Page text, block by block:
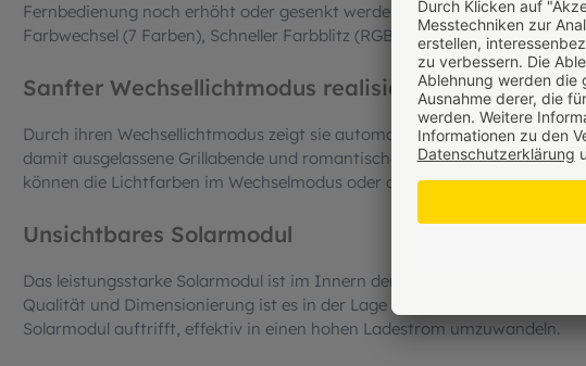
Fernbedienung noch erhöht oder gesenkt werden. Die Betriebsart kann
Farbwechsel (7 Farben), Schneller Farbblitz (RGB) oder flüssiger
Sanfter Wechsellichtmodus realisierbar
Durch ihren Wechsellichtmodus zeigt sie automatisch, welche Farben in
damit ausgelassene Grillabende und romantische Stunden zu zweit. Je
können die Lichtfarben im Wechselmodus oder auch fest eingestellt
Unsichtbares Solarmodul
Das leistungsstarke Solarmodul ist im Innern der Leuchtkugel unsichtbar
Qualität und Dimensionierung ist es in der Lage das Sonnenlicht,
Solarmodul auftrifft, effektiv in einen hohen Ladestrom umzuwandeln.